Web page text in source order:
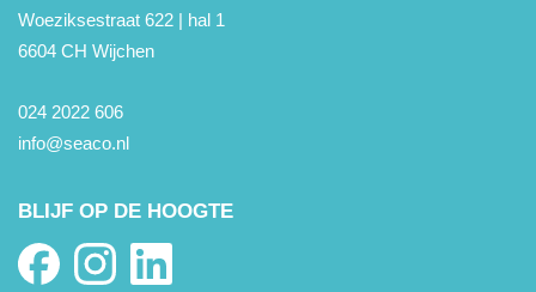
Woeziksestraat 622 | hal 1
6604 CH Wijchen
024 2022 606
info@seaco.nl
BLIJF OP DE HOOGTE